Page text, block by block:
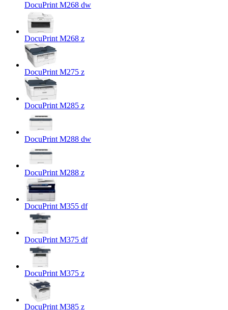
DocuPrint M268 dw
DocuPrint M268 z
DocuPrint M275 z
DocuPrint M285 z
DocuPrint M288 dw
DocuPrint M288 z
DocuPrint M355 df
DocuPrint M375 df
DocuPrint M375 z
DocuPrint M385 z